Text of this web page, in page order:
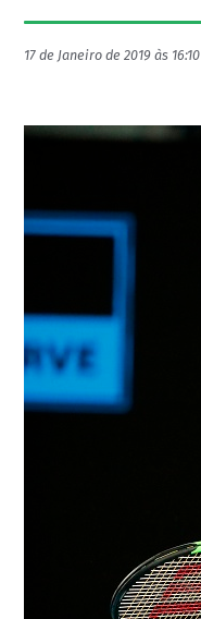
17 de Janeiro de 2019 às 16:10